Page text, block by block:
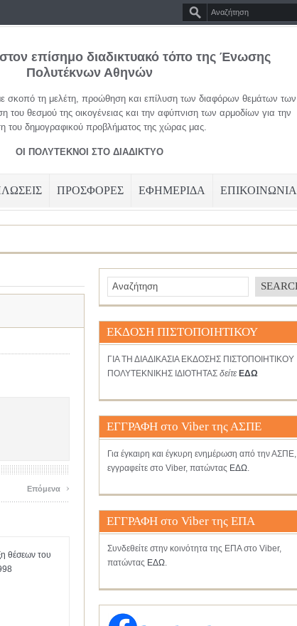
επίσημο διαδικτυακό τόπο της Ένωσης
Πολυτέκνων Αθηνών
σκοπό τη μελέτη, προώθηση και επίλυση των διαφόρων θεμάτων των
θεσμού της οικογένειας και την αφύπνιση των αρμοδίων για την
του δημογραφικού προβλήματος της χώρας μας.
ΟΙ ΠΟΛΥΤΕΚΝΟΙ ΣΤΟ ΔΙΑΔΙΚΤΥΟ
ΠΡΟΣΦΟΡΕΣ ΕΦΗΜΕΡΙΔΑ ΕΠΙΚΟΙΝΩΝΙΑ
Επόμενα ›
θέσεων του
ΕΚΔΟΣΗ ΠΙΣΤΟΠΟΙΗΤΙΚΟΥ
ΓΙΑ ΤΗ ΔΙΑΔΙΚΑΣΙΑ ΕΚΔΟΣΗΣ ΠΙΣΤΟΠΟΙΗΤΙΚΟΥ
ΠΟΛΥΤΕΚΝΙΚΗΣ ΙΔΙΟΤΗΤΑΣ δείτε ΕΔΩ
ΕΓΓΡΑΦΗ στο Viber της ΑΣΠΕ
Για έγκαιρη και έγκυρη ενημέρωση από την ΑΣΠΕ,
εγγραφείτε στο Viber, πατώντας ΕΔΩ.
ΕΓΓΡΑΦΗ στο Viber της ΕΠΑ
Συνδεθείτε στην κοινότητα της ΕΠΑ στο Viber,
πατώντας ΕΔΩ.